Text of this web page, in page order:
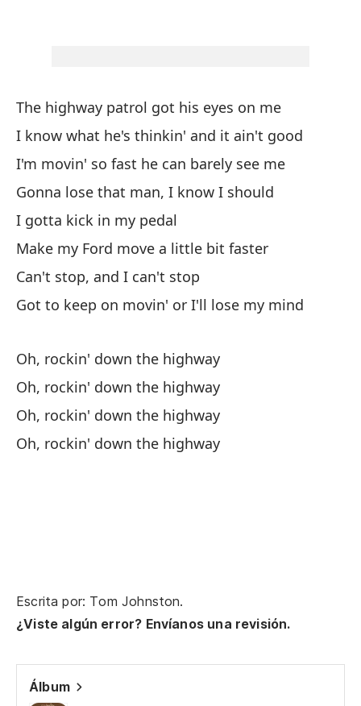
The highway patrol got his eyes on me
I know what he's thinkin' and it ain't good
I'm movin' so fast he can barely see me
Gonna lose that man, I know I should
I gotta kick in my pedal
Make my Ford move a little bit faster
Can't stop, and I can't stop
Got to keep on movin' or I'll lose my mind
Oh, rockin' down the highway
Oh, rockin' down the highway
Oh, rockin' down the highway
Oh, rockin' down the highway
Escrita por: Tom Johnston.
¿Viste algún error? Envíanos una revisión.
Álbum